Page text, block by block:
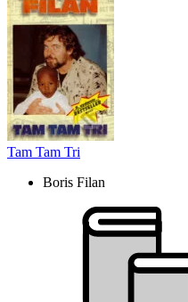
Tam Tam Tri
Boris Filan